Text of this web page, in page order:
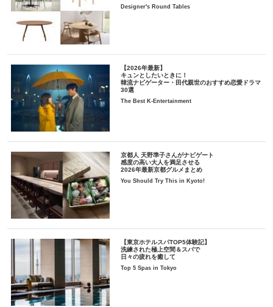
Designer's Round Tables
【2026年最新】
キュンとしたいときに！
韓流ナビゲーター・田代親世のおすすめ恋愛ドラマ
30選
The Best K-Entertainment
京都人 天野準子さんがナビゲート
感度の高い大人を満足させる
2026年最新京都グルメまとめ
You Should Try This in Kyoto!
【東京ホテルスパTOP5体験記】
洗練された極上空間＆スパで
日々の疲れを癒して
Top 5 Spas in Tokyo